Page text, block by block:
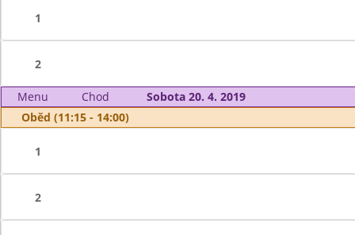
1
2
Menu Chod
Sobota 20. 4. 2019
Oběd (11:15 - 14:00)
1
2